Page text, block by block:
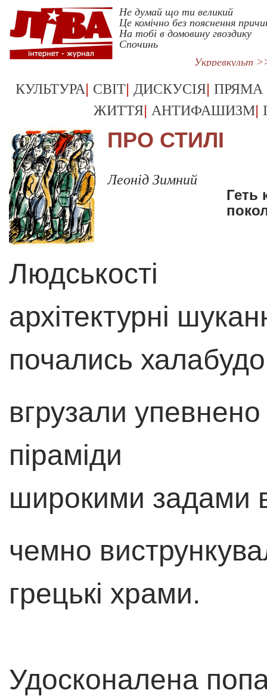
Не думай що ти великий
Це комічно без пояснення
На тобі в домовину гвоздику
Спочинь
Укрревкульт
КУЛЬТУРА| СВІТ| ДИСКУСІЯ| ПРЯМА
ЖИТТЯ| АНТИФАШИЗМ|
ПРО СТИЛІ
Леонід Зимний
Геть
Людськості
архітектурні
почались
вгрузали
піраміди
широкими задами
чемно
грецькі храми.
Удосконалена